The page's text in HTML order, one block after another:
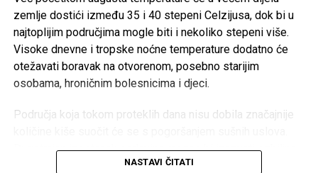
zemlje dostići između 35 i 40 stepeni Celzijusa, dok bi u
najtoplijim područjima mogle biti i nekoliko stepeni više.
Visoke dnevne i tropske noćne temperature dodatno će
otežavati boravak na otvorenom, posebno starijim
osobama, hroničnim bolesnicima i djeci.
Područja koja tokom proteklih dana nisu dobila značajnije
Dugotrajan izostanak padavina mogao bi izazvati ozbiljne
posljedice za poljoprivredu, vodotokove i povećati rizik od
NASTAVI ČITATI